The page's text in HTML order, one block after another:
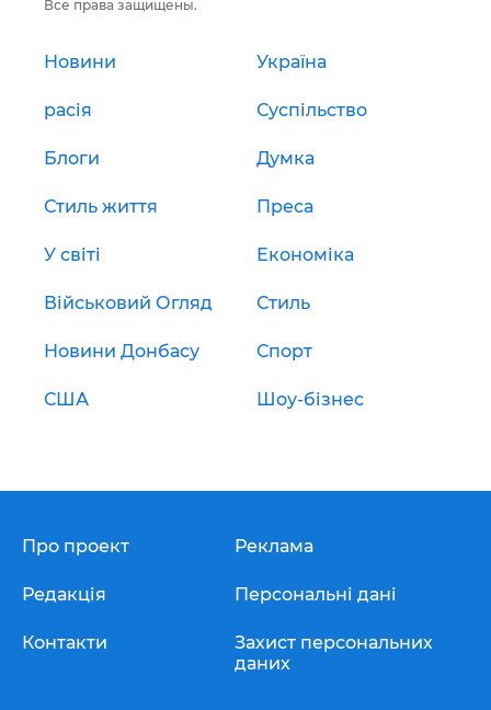
Все права защищены.
Новини Україна
расія Суспільство
Блоги Думка
Стиль життя Преса
У світі Економіка
Військовий Огляд Стиль
Новини Донбасу Спорт
США Шоу-бізнес
Про проект
Редакція
Контакти
Реклама
Персональні дані
Захист персональних
даних